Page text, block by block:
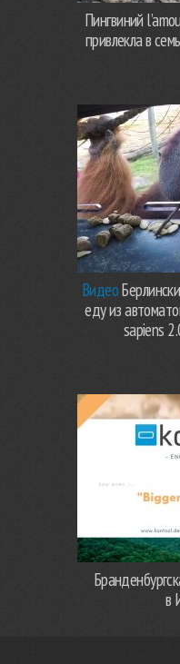
Пингвиний
привлекла в
Видео
еду из
sapiens
в